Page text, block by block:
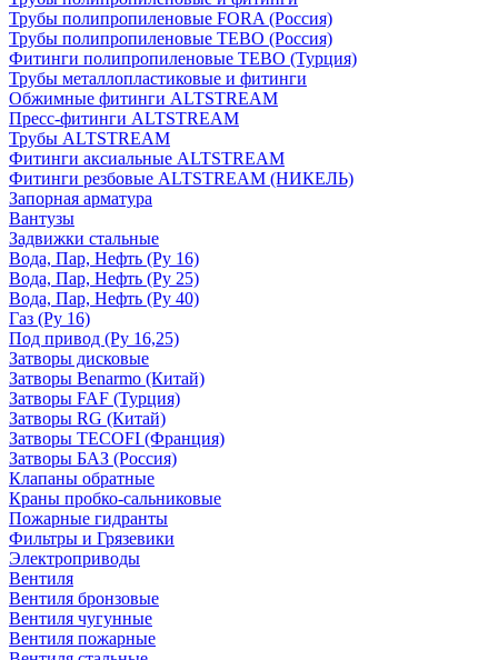
Трубы полипропиленовые FORA (Россия)
Трубы полипропиленовые TEBO (Россия)
Фитинги полипропиленовые TEBO (Турция)
Трубы металлопластиковые и фитинги
Обжимные фитинги ALTSTREAM
Пресс-фитинги ALTSTREAM
Трубы ALTSTREAM
Фитинги аксиальные ALTSTREAM
Фитинги резбовые ALTSTREAM (НИКЕЛЬ)
Запорная арматура
Вантузы
Задвижки стальные
Вода, Пар, Нефть (Ру 16)
Вода, Пар, Нефть (Ру 25)
Вода, Пар, Нефть (Ру 40)
Газ (Ру 16)
Под привод (Ру 16,25)
Затворы дисковые
Затворы Benarmo (Китай)
Затворы FAF (Турция)
Затворы RG (Китай)
Затворы TECOFI (Франция)
Затворы БАЗ (Россия)
Клапаны обратные
Краны пробко-сальниковые
Пожарные гидранты
Фильтры и Грязевики
Электроприводы
Вентиля
Вентиля бронзовые
Вентиля чугунные
Вентиля пожарные